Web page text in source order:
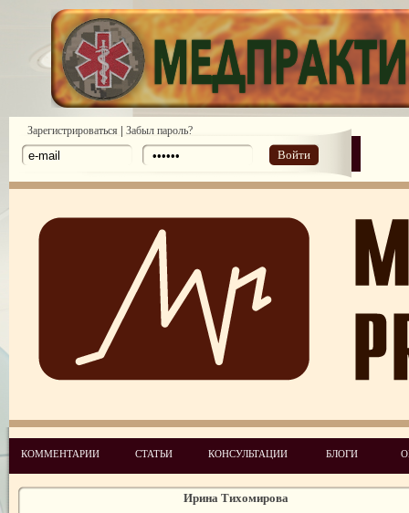
Зарегистрироваться | Забыл пароль?
Войти
КОММЕНТАРИИ СТАТЬИ КОНСУЛЬТАЦИИ БЛОГИ
Алексей Мервинский
Ирина Тихомирова
Андреа Раффаседер